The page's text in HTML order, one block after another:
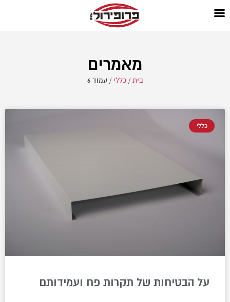
מאמרים
בית/כללי /עמוד 6
כללי
על הבטיחות של תקרות פח ועמידותם